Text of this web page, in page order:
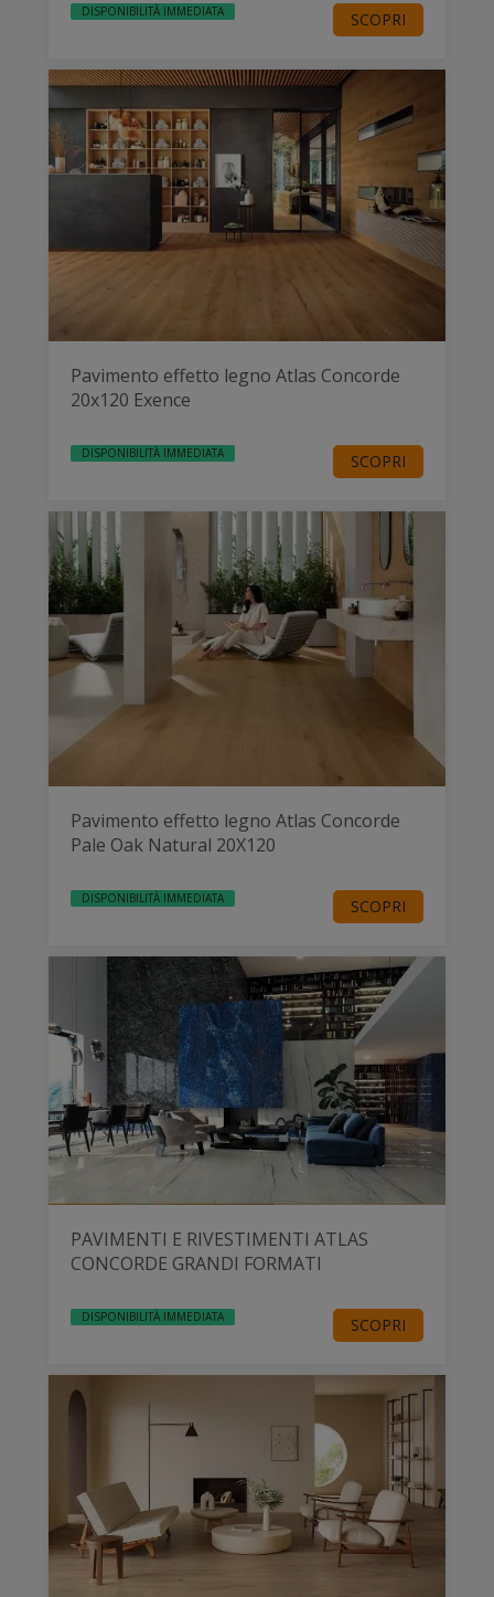
DISPONIBILITÀ IMMEDIATA SCOPRI
Pavimento effetto legno Atlas Concorde
20x120 Exence
DISPONIBILITÀ IMMEDIATA SCOPRI
Pavimento effetto legno Atlas Concorde
Pale Oak Natural 20X120
DISPONIBILITÀ IMMEDIATA SCOPRI
PAVIMENTI E RIVESTIMENTI ATLAS
CONCORDE GRANDI FORMATI
DISPONIBILITÀ IMMEDIATA SCOPRI